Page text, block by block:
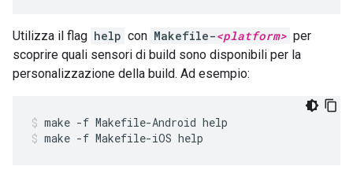
Utilizza il flag help con Makefile-<platform> per
scoprire quali sensori di build sono disponibili per la
personalizzazione della build. Ad esempio:
make -f Makefile-Android help
make -f Makefile-iOS help